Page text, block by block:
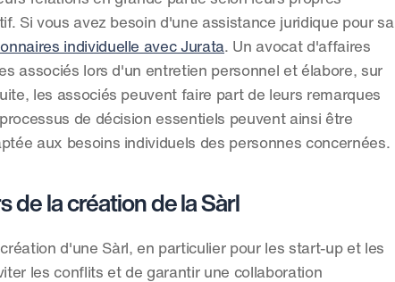
Si vous avez besoin d'une assistance juridique pour sa
individuelle avec Jurata. Un avocat d'affaires
associés lors d'un entretien personnel et élabore, sur
les associés peuvent faire part de leurs remarques
de décision essentiels peuvent ainsi être
aux besoins individuels des personnes concernées.
de la création de la Sàrl
d'une Sàrl, en particulier pour les start-up et les
les conflits et de garantir une collaboration